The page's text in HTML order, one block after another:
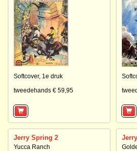
Softcover, 1e druk
tweedehands € 59,95
Jerry Spring 2
Yucca Ranch